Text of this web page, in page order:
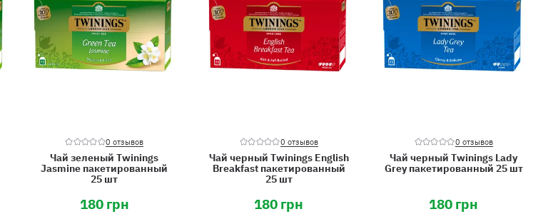
0 отзывов
Чай зеленый Twinings
Jasmine пакетированный
25 шт
180 грн
0 отзывов
Чай черный Twinings English
Breakfast пакетированный
25 шт
180 грн
0 отзывов
Чай черный Twinings Lady
Grey пакетированный 25 шт
180 грн